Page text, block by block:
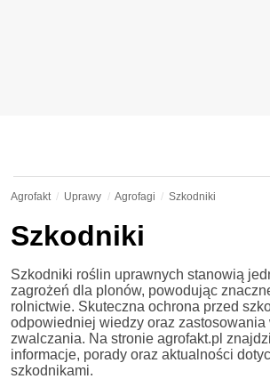
Agrofakt Uprawy Agrofagi Szkodniki
Szkodniki
Szkodniki roślin uprawnych stanowią
zagrożeń dla plonów, powodując
rolnictwie. Skuteczna ochrona przed
odpowiedniej wiedzy oraz zastosowania
zwalczania. Na stronie agrofakt.pl
informacje, porady oraz aktualności
szkodnikami.